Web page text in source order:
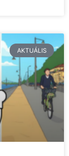
AKTUÁLIS